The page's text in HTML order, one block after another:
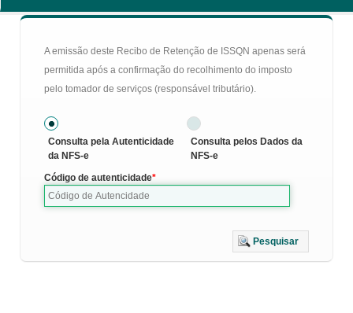
A emissão deste Recibo de Retenção de ISSQN apenas será
permitida após a confirmação do recolhimento do imposto
pelo tomador de serviços (responsável tributário).
Consulta pela Autenticidade
da NFS-e
Consulta pelos Dados da
NFS-e
Código de autenticidade
Pesquisar